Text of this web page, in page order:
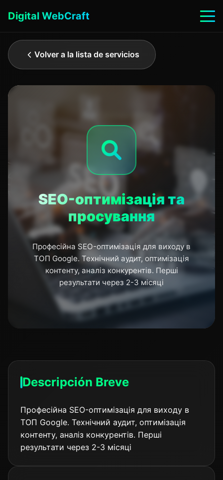
Digital WebCraft
Volver a la lista de servicios
SEO-оптимізація та
просування
Професійна SEO-оптимізація для виходу в
ТОП Google. Технічний аудит, оптимізація
контенту, аналіз конкурентів. Перші
результати через 2-3 місяці
Descripción Breve
Професійна SEO-оптимізація для виходу в
ТОП Google. Технічний аудит, оптимізація
контенту, аналіз конкурентів. Перші
результати через 2-3 місяці